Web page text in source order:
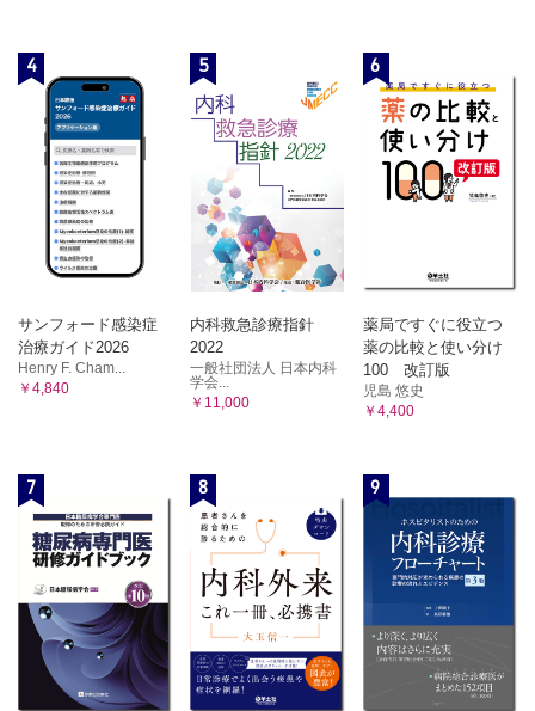
4
サンフォード感染症
治療ガイド2026
Henry F. Cham...
￥4,840
5
内科救急診療指針
2022
一般社団法人 日本内科
学会...
￥11,000
6
薬局ですぐに役立つ
薬の比較と使い分け
100 改訂版
児島 悠史
￥4,400
7 8 9